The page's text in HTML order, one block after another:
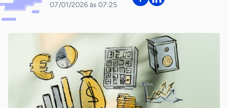
07/01/2026 às 07:25